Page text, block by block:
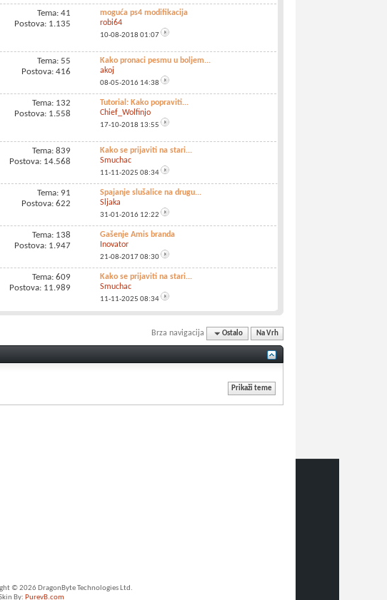
Tema: 41
Postova: 1.135
moguća ps4 modifikacija
robi64
10-08-2018 01:07
Tema: 55
Postova: 416
Kako pronaci pesmu u boljem...
akoj
08-05-2016 14:38
Tema: 132
Postova: 1.558
Tutorial: Kako popraviti...
Chief_Wolfinjo
17-10-2018 13:55
Tema: 839
Postova: 14.568
Kako se prijaviti na stari...
Smuchac
11-11-2025 08:34
Tema: 91
Postova: 622
Spajanje slušalice na drugu...
Sljaka
31-01-2016 12:22
Tema: 138
Postova: 1.947
Gašenje Amis branda
Inovator
21-08-201708:30
Tema: 609
Postova: 11.989
Kako se prijaviti na stari...
Smuchac
11-11-2025 08:34
Brza navigacija Ostalo Na Vrh
© 2026 DragonByte Technologies Ltd.
By: PurevB.com